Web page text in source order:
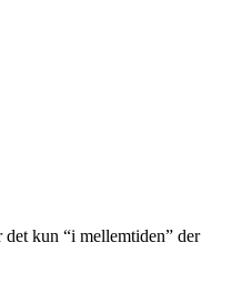
kun “i mellemtiden” der